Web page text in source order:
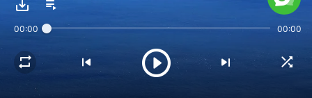
entender as ações de Deus,
00:00 00:00